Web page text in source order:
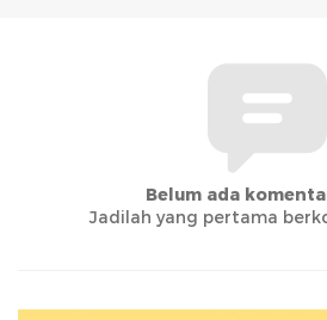
Belum ada
Jadilah yang pertama